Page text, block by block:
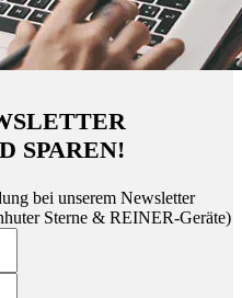
SPAREN!
bei unserem Newsletter
Sterne & REINER-Geräte)